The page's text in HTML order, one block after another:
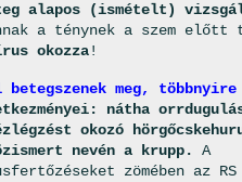
alapos (ismételt)
a ténynek a szem előtt
okozza!
betegszenek meg,
nátha
okozó
nevén a krupp.
A
zömében az